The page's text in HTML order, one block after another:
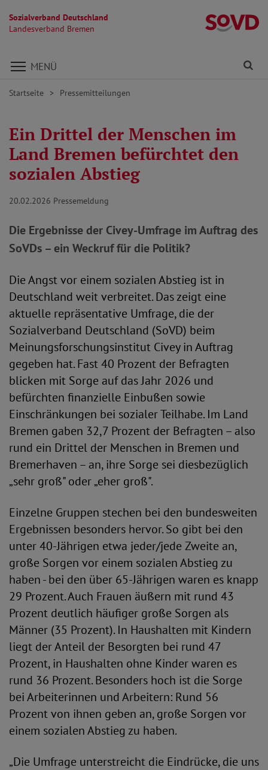
Sozialverband Deutschland
Landesverband Bremen
Direkt zu den Inhalten springen
MENÜ
Startseite Pressemitteilungen
Ein Drittel der Menschen im
Land Bremen befürchtet den
sozialen Abstieg
20.02.2026 Pressemeldung
Die Ergebnisse der Civey-Umfrage im Auftrag des
SoVDs – ein Weckruf für die Politik?
Die Angst vor einem sozialen Abstieg ist in
Deutschland weit verbreitet. Das zeigt eine
aktuelle repräsentative Umfrage, die der
Sozialverband Deutschland (SoVD) beim
Meinungsforschungsinstitut Civey in Auftrag
gegeben hat. Fast 40 Prozent der Befragten
blicken mit Sorge auf das Jahr 2026 und
befürchten finanzielle Einbußen sowie
Einschränkungen bei sozialer Teilhabe. Im Land
Bremen gaben 32,7 Prozent der Befragten – also
rund ein Drittel der Menschen in Bremen und
Bremerhaven – an, ihre Sorge sei diesbezüglich
„sehr groß" oder „eher groß".
Einzelne Gruppen stechen bei den bundesweiten
Ergebnissen besonders hervor. So gibt bei den
unter 40-Jährigen etwa jeder/jede Zweite an,
große Sorgen vor einem sozialen Abstieg zu
haben - bei den über 65-Jährigen waren es knapp
29 Prozent. Auch Frauen äußern mit rund 43
Prozent deutlich häufiger große Sorgen als
Männer (35 Prozent). In Haushalten mit Kindern
liegt der Anteil der Besorgten bei rund 47
Prozent, in Haushalten ohne Kinder waren es
rund 36 Prozent. Besonders hoch ist die Sorge
bei Arbeiterinnen und Arbeitern: Rund 56
Prozent von ihnen geben an, große Sorgen vor
einem sozialen Abstieg zu haben.
„Die Umfrage unterstreicht die Eindrücke, die uns